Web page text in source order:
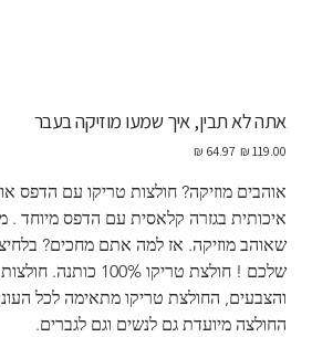
אתה לא תבין, איך שמעו מוזיקה בעבר
מחיר
מחיר
‏64.97 ‏₪
אוהבים מוזיקה? חולצות טריקו עם הדפס
איכותית בגזרה קלאסית עם הדפס מיוחד .
שאוהב מוזיקה. אז למה אתם מחכים?
שלכם ! חולצת טריקו
והצבעים, החולצת טריקו מתאימה לכל
החולצה מיועדת גם לנשים וגם לגברים.